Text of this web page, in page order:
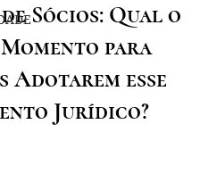
Sócios: Qual o
para
Adotarem esse
Jurídico?